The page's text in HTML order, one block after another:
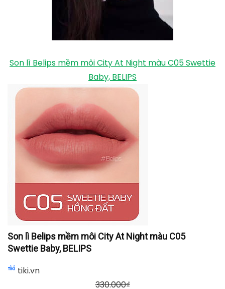
Son môi Lancome cực kỳ đắt tiền này kết hợp sự
mềm mại và nữ tính của màu hồng với tông màu nâu
thu hút trong mắt đối phương.